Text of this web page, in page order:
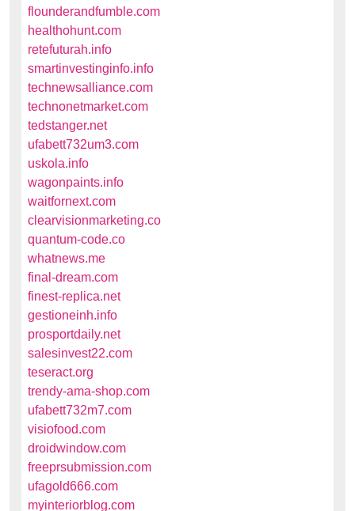
flounderandfumble.com
healthohunt.com
retefuturah.info
smartinvestinginfo.info
technewsalliance.com
technonetmarket.com
tedstanger.net
ufabett732um3.com
uskola.info
wagonpaints.info
waitfornext.com
clearvisionmarketing.co
quantum-code.co
whatnews.me
final-dream.com
finest-replica.net
gestioneinh.info
prosportdaily.net
salesinvest22.com
teseract.org
trendy-ama-shop.com
ufabett732m7.com
visiofood.com
droidwindow.com
freeprsubmission.com
ufagold666.com
myinteriorblog.com